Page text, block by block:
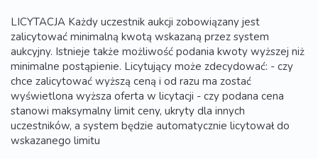
LICYTACJA Każdy uczestnik aukcji zobowiązany jest
zalicytować minimalną kwotą wskazaną przez system
aukcyjny. Istnieje także możliwość podania kwoty wyższej niż
minimalne postąpienie. Licytujący może zdecydować: - czy
chce zalicytować wyższą ceną i od razu ma zostać
wyświetlona wyższa oferta w licytacji - czy podana cena
stanowi maksymalny limit ceny, ukryty dla innych
uczestników, a system będzie automatycznie licytował do
wskazanego limitu